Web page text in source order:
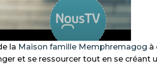
la Maison famille Memphremagog à
et se ressourcer tout en se créant